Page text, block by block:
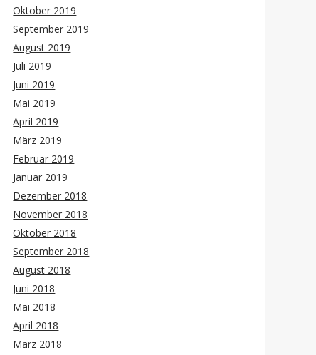
Oktober 2019
September 2019
August 2019
Juli 2019
Juni 2019
Mai 2019
April 2019
März 2019
Februar 2019
Januar 2019
Dezember 2018
November 2018
Oktober 2018
September 2018
August 2018
Juni 2018
Mai 2018
April 2018
März 2018